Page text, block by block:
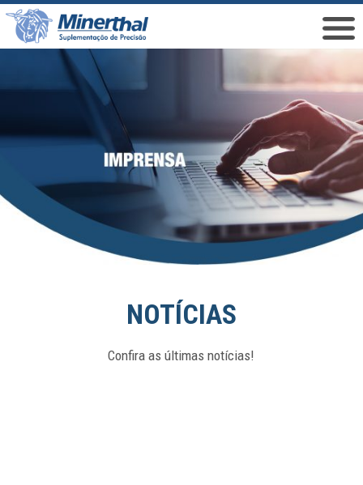
NOTÍCIAS
Confira as últimas notícias!